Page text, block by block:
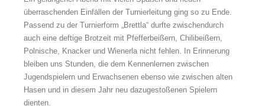
überraschenden Einfällen der Turnierleitung ging so zu Ende.
Passend zu der Turnierform „Brettla“ durfte zwischendurch
auch eine deftige Brotzeit mit Pfefferbeißern, Chilibeißern,
Polnische, Knacker und Wienerla nicht fehlen. In Erinnerung
bleiben uns Stunden, die dem Kennenlernen zwischen
Jugendspielern und Erwachsenen ebenso wie zwischen alten
Hasen und in diesem Jahr neu dazugestoßenen Spielern
dienten.